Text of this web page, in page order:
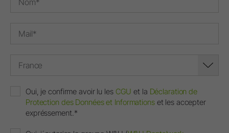
France
Oui, je confirme avoir lu les CGU et la Déclaration de
Protection des Données et Informationset les accepter
expréssement.*